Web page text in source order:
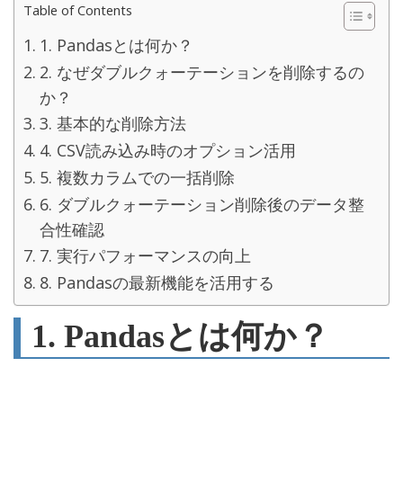
Table of Contents
1. Pandasとは何か？
2. なぜダブルクォーテーションを削除するの
か？
3. 基本的な削除方法
4. CSV読み込み時のオプション活用
5. 複数カラムでの一括削除
6. ダブルクォーテーション削除後のデータ整
合性確認
7. 実行パフォーマンスの向上
8. Pandasの最新機能を活用する
1. Pandasとは何か？